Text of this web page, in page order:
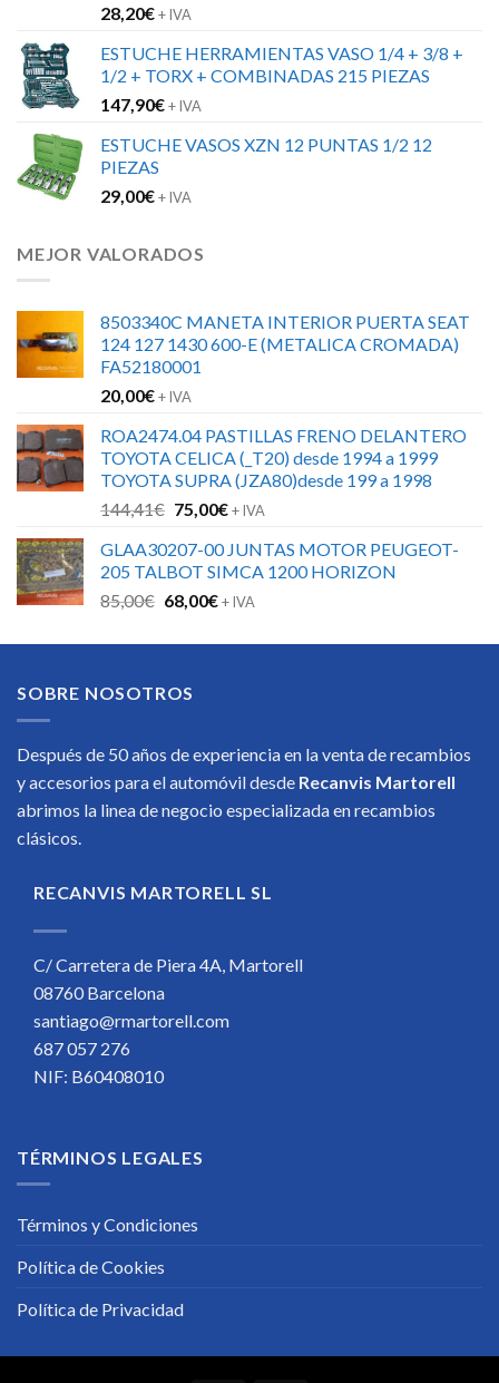
28,20€+ IVA
ESTUCHE HERRAMIENTAS VASO 1/4 + 3/8 +
1/2 + TORX + COMBINADAS 215 PIEZAS
147,90€+ IVA
ESTUCHE VASOS XZN 12 PUNTAS 1/2 12
PIEZAS
29,00€+ IVA
MEJOR VALORADOS
8503340C MANETA INTERIOR PUERTA SEAT
124 127 1430 600-E (METALICA CROMADA)
FA52180001
20,00€+ IVA
ROA2474.04 PASTILLAS FRENO DELANTERO
TOYOTA CELICA (_T20) desde 1994 a 1999
TOYOTA SUPRA (JZA80)desde 199 a 1998
144,41€ El
original
era:
144,41€.
75,00€El
actual
es:
75,00€.
+ IVA
GLAA30207-00 JUNTAS MOTOR PEUGEOT-
205 TALBOT SIMCA 1200 HORIZON
85,00€ El
original
85,00€.
68,00€El
actual
+ IVA
SOBRE NOSOTROS
Después de 50 años de experiencia en la venta de recambios
y accesorios para el automóvil desde Recanvis Martorell
abrimos la linea de negocio especializada en recambios
clásicos.
RECANVIS MARTORELL SL
C/ Carretera de Piera 4A, Martorell
08760 Barcelona
santiago@rmartorell.com
687 057 276
NIF: B60408010
TÉRMINOS LEGALES
Términos y Condiciones
Política de Cookies
Política de Privacidad